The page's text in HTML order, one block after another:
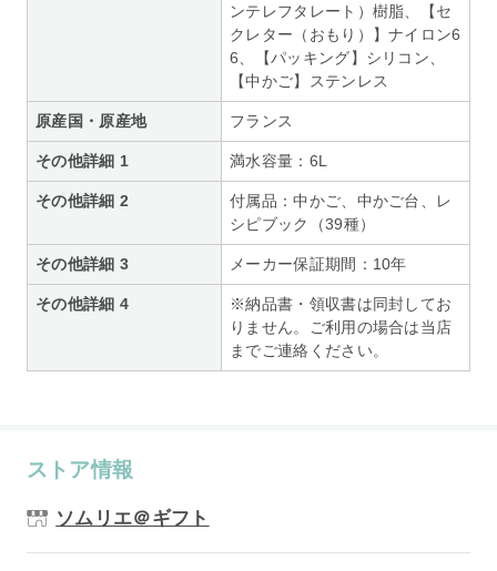
ンテレフタレート）樹脂、【セ
クレター（おもり）】ナイロン6
6、【パッキング】シリコン、
【中かご】ステンレス
原産国・原産地 フランス
その他詳細 1 満水容量：6L
その他詳細 2
付属品：中かご、中かご台、レ
シピブック（39種）
その他詳細 3 メーカー保証期間：10年
その他詳細 4
※納品書・領収書は同封してお
りません。ご利用の場合は当店
までご連絡ください。
ストア情報
ソムリエ＠ギフト